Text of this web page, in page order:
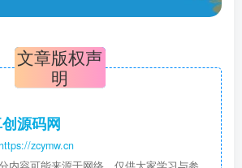
文章版权声
明
源码网
zcymw.cn